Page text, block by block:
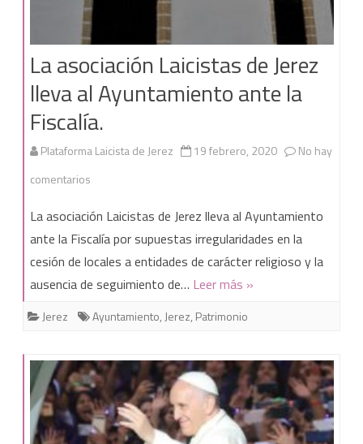
La asociación Laicistas de Jerez
lleva al Ayuntamiento ante la
Fiscalía.
Plataforma Laicista de Jerez 19 febrero, 2020
No hay
comentarios
asociación
Laicistas
de
Jerez
al
Ayuntamiento
ante
La asociación Laicistas de Jerez lleva al Ayuntamiento
ante la Fiscalía por supuestas irregularidades en la
cesión de locales a entidades de carácter religioso y la
ausencia de seguimiento de… Leer más »
Jerez Ayuntamiento, Jerez, Patrimonio